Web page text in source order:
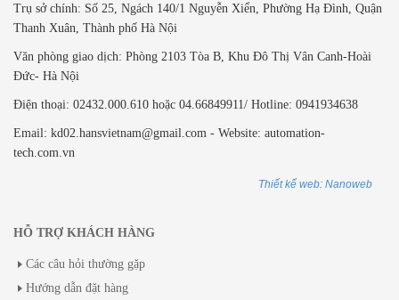
Trụ sở chính: Số 25, Ngách 140/1 Nguyễn Xiển, Phường Hạ Đình, Quận
Thanh Xuân, Thành phố Hà Nội
Văn phòng giao dịch: ​Phòng 2103 Tòa B, Khu Đô Thị Vân Canh-Hoài
Đức- Hà Nội
Điện thoại: 02432.000.610 hoặc 04.66849911/ Hotline: 0941934638
Email: kd02.hansvietnam@gmail.com - Website: automation-
tech.com.vn
Thiết kế web: Nanoweb
HỖ TRỢ KHÁCH HÀNG
Các câu hỏi thường gặp
Hướng dẫn đặt hàng